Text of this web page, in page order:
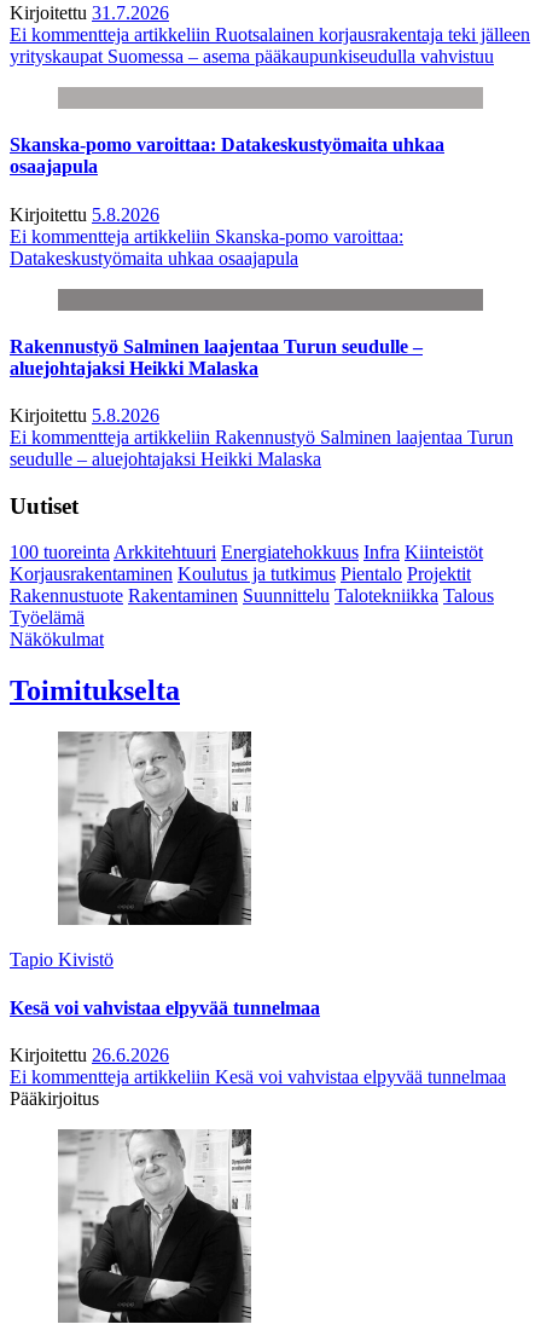
Kirjoitettu 31.7.2026
Ei kommentteja artikkeliin Ruotsalainen korjausrakentaja teki jälleen
yrityskaupat Suomessa – asema pääkaupunkiseudulla vahvistuu
Skanska-pomo varoittaa: Datakeskustyömaita uhkaa
osaajapula
Kirjoitettu 5.8.2026
Ei kommentteja artikkeliin Skanska-pomo varoittaa:
Datakeskustyömaita uhkaa osaajapula
Rakennustyö Salminen laajentaa Turun seudulle –
aluejohtajaksi Heikki Malaska
Kirjoitettu 5.8.2026
Ei kommentteja artikkeliin Rakennustyö Salminen laajentaa Turun
seudulle – aluejohtajaksi Heikki Malaska
Uutiset
100 tuoreintaArkkitehtuuri Energiatehokkuus Infra Kiinteistöt
Korjausrakentaminen Koulutus ja tutkimus Pientalo Projektit
Rakennustuote Rakentaminen Suunnittelu Talotekniikka Talous
Työelämä
Näkökulmat
Toimitukselta
Tapio Kivistö
Kesä voi vahvistaa elpyvää tunnelmaa
Kirjoitettu 26.6.2026
Ei kommentteja artikkeliin Kesä voi vahvistaa elpyvää tunnelmaa
Pääkirjoitus